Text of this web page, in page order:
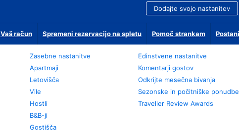
Dodajte svojo nastanitev
Vaš račun Spremeni rezervacijo na spletu Pomoč strankam
Zasebne nastanitve
Apartmaji
Letovišča
Vile
Hostli
B&B-ji
Gostišča
Edinstvene nastanitve
Komentarji gostov
Odkrijte mesečna bivanja
Sezonske in počitniške ponudbe
Traveller Review Awards